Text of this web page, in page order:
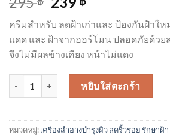
price
was:
295 ฿.
price
is:
239 ฿.
ครีมสำหรับ ลดฝ้าเก่าและ ป้องกันฝ้าให
แดด และ ฝ้าจากฮอร์โมน ปลอดภัยด้ว
จึงไม่มีผลข้างเคียง หน้าไม่แดง
จำนวน Laurence Extra Melasma ชิ้น
หยิบใส่ตะกร้า
หมวดหมู่:เครืองสำอางบำรุงผิว ลดริ้วรอย รักษาฝ้า